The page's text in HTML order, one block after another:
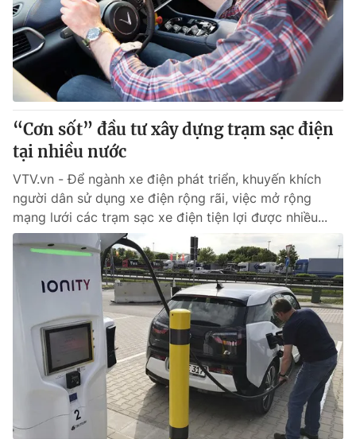
VTV Sức khoẻ Bất động sản
Thị trường 24h Tấm lòng Việt
VTV4 Vươn mình bằng AI
VTV9 VTV8
Liên hệ tòa soạn English
THỜI BÁO VTV
Theo dõi báo trên
Cơ quan chủ quản:Đài Truyền hình Việt Nam
Cơ quan báo chí:
Thời báo VTV
“Cơn sốt” đầu tư xây dựng trạm sạc điện
tại nhiều nước
VTV.vn - Để ngành xe điện phát triển, khuyến khích
người dân sử dụng xe điện rộng rãi, việc mở rộng
mạng lưới các trạm sạc xe điện tiện lợi được nhiều...